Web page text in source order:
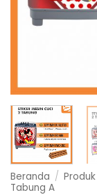
Beranda / Produk
Tabung A